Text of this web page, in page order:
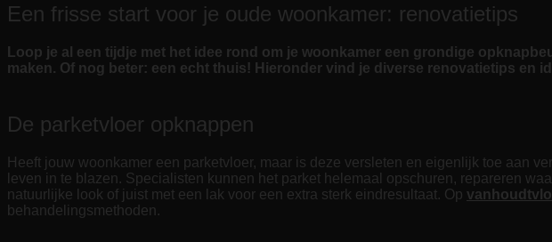
Een frisse start voor je oude woonkamer: renovatietips
Loop je al een tijdje met het idee rond om je woonkamer een grondige
maken. Of nog beter: een echt thuis! Hieronder vind je diverse renovatietips en
De parketvloer opknappen
Heeft jouw woonkamer een parketvloer, maar is deze versleten en eigenlijk toe aan
leven in te blazen. Specialisten kunnen het parket helemaal opschuren, repareren
natuurlijke look of juist met een lak voor een extra sterk eindresultaat. Op
behandelingsmethoden.